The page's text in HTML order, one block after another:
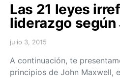
Las 21 leyes
liderazgo
julio 3, 2015
A continuación, te
principios de John Maxwell,